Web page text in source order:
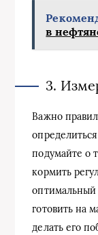
в
3.
Важно
подумайте о
кормить
оптимальный
готовить на
делать его